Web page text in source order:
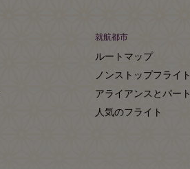
就航都市
ルートマップ
ノンストップフライト
アライアンスとパー
人気のフライト